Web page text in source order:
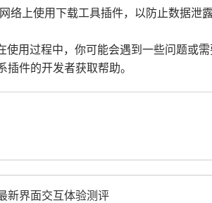
络上使用下载工具插件，以防止数据泄
用过程中，你可能会遇到一些问题或
件的开发者获取帮助。
新界面交互体验测评